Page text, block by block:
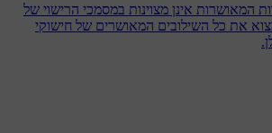
המאושרות אינן מצוינות במסמכי הרישוי של
את כל השילובים המאושרים של חישוקי